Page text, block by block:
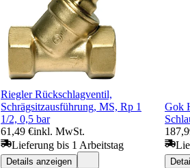
Riegler Rückschlagventil,
Schrägsitzausführung, MS, Rp 1
1/2, 0,5 bar
61,49 €inkl. MwSt.
Lieferung bis 1 Arbeitstag
Details anzeigen
Gok